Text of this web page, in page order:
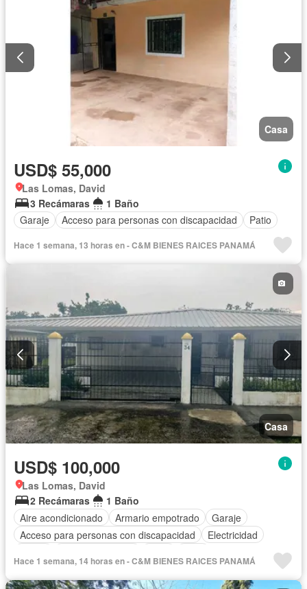
Casa
USD$ 55,000
Las Lomas, David
3 Recámaras
1 Baño
Garaje
Acceso para personas con discapacidad Patio
Hace 1 semana, 13 horas en - C&M BIENES RAICES PANAMÁ
Casa
USD$ 100,000
Las Lomas, David
2 Recámaras
1 Baño
Aire acondicionado
Armario empotrado
Garaje
Acceso para personas con discapacidad
Electricidad
Hace 1 semana, 14 horas en - C&M BIENES RAICES PANAMÁ